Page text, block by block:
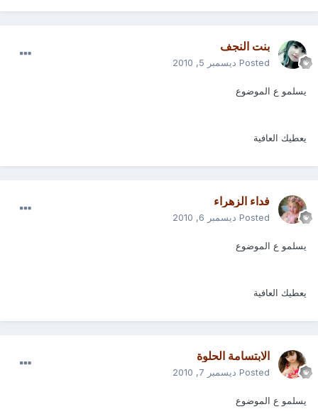
بنت النجف
Posted ديسمبر 5, 2010
يسلمو ع الموضوع
يعطيك العافية
فداء الزهراء
Posted ديسمبر 6, 2010
يسلمو ع الموضوع
يعطيك العافية
الابتسامة الحلوة
Posted ديسمبر 7, 2010
يسلمو ع الموضوع